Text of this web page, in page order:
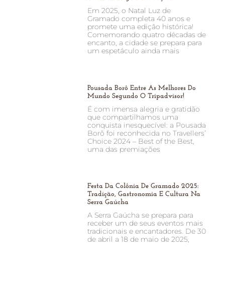
Em 2025, o Natal Luz de
Gramado completa 40 anos e
promete uma edição histórica!
Comemorando quatro décadas de
encanto, a cidade se prepara para
um espetáculo ainda mais
Pousada Borô Entre As Melhores Do
Mundo Segundo O Tripadvisor!
É com imensa alegria e gratidão
que compartilhamos uma
conquista inesquecível: a Pousada
Borô foi reconhecida no Travellers’
Choice 2024 – Best of the Best,
uma das premiações
Festa Da Colônia De Gramado 2025:
Tradição, Gastronomia E Cultura Na
Serra Gaúcha
A Serra Gaúcha se prepara para
receber um de seus eventos mais
tradicionais e encantadores. De 30
de abril a 18 de maio de 2025,